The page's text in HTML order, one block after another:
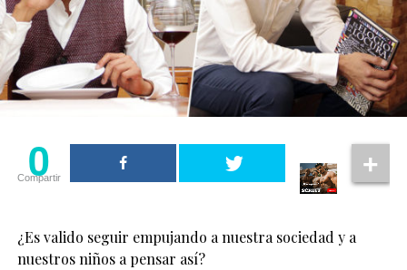
0
Compartir
¿Es valido seguir empujando a nuestra sociedad y a
nuestros niños a pensar así?